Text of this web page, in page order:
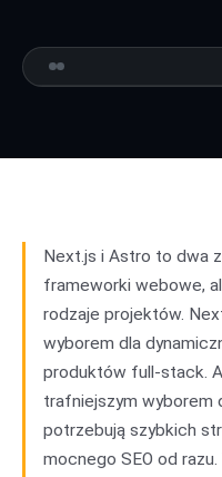
VS
Next.js i Astro to dwa
frameworki webowe,
rodzaje projektów.
wyborem dla
produktów full-stack.
trafniejszym wyborem
potrzebują szybkich
mocnego SEO od